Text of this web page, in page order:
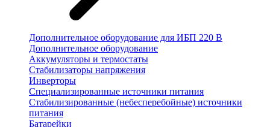
Дополнительное оборудование для ИБП 220 В
Дополнительное оборудование
Аккумуляторы и термостаты
Стабилизаторы напряжения
Инверторы
Специализированные источники питания
Стабилизированные (небесперебойные) источники
питания
Батарейки